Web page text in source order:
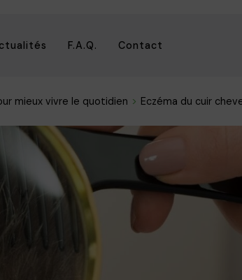
F.A.Q. Contact
mieux vivre le quotidien Eczéma du cuir